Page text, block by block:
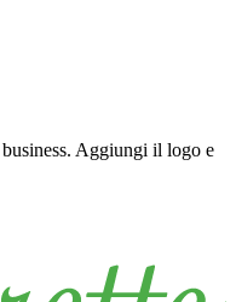
Aggiungi il logo e